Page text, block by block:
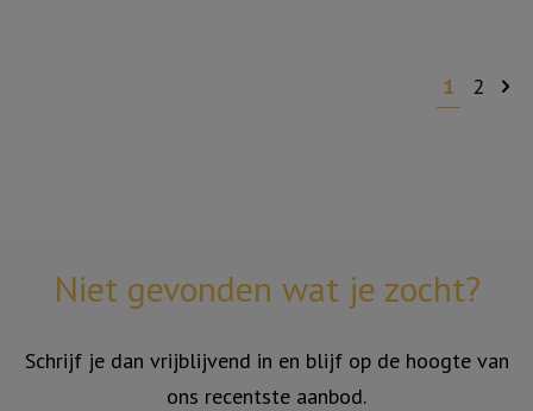
1 2
Niet gevonden wat je zocht?
Schrijf je dan vrijblijvend in en blijf op de hoogte van
ons recentste aanbod.